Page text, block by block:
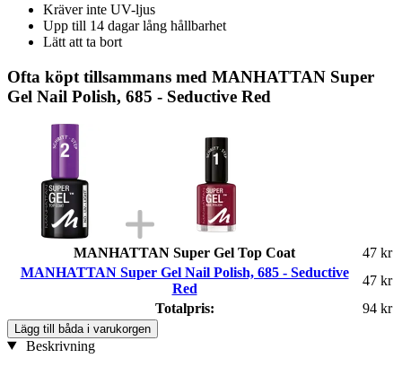
Kräver inte UV-ljus
Upp till 14 dagar lång hållbarhet
Lätt att ta bort
Ofta köpt tillsammans med MANHATTAN Super
Gel Nail Polish, 685 - Seductive Red
MANHATTAN Super Gel Top Coat
47 kr
MANHATTAN Super Gel Nail Polish, 685 - Seductive
Red
47 kr
Totalpris:
94 kr
Lägg till båda i varukorgen
Beskrivning